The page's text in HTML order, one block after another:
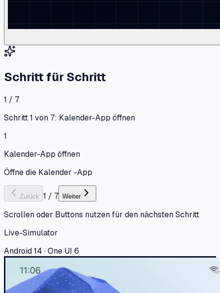
Schritt für Schritt
1 / 7
Schritt 1 von 7: Kalender-App öffnen
1
Kalender-App öffnen
Öffne die Kalender -App
Zurück 1 / 7 Weiter
Scrollen oder Buttons nutzen für den nächsten Schritt
Live-Simulator
Android 14 · One UI 6